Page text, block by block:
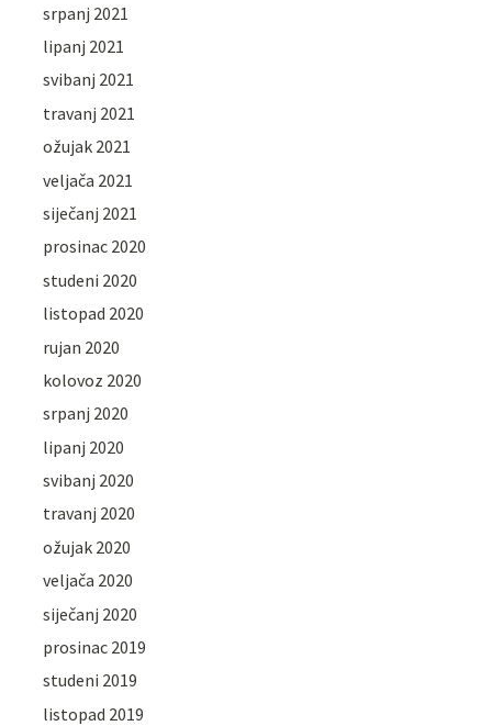
srpanj 2021
lipanj 2021
svibanj 2021
travanj 2021
ožujak 2021
veljača 2021
siječanj 2021
prosinac 2020
studeni 2020
listopad 2020
rujan 2020
kolovoz 2020
srpanj 2020
lipanj 2020
svibanj 2020
travanj 2020
ožujak 2020
veljača 2020
siječanj 2020
prosinac 2019
studeni 2019
listopad 2019